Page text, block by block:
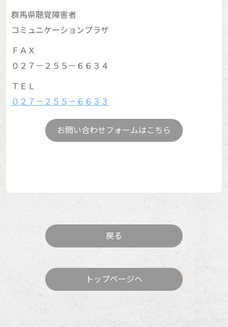
群馬県聴覚障害者
コミュニケーションプラザ
ＦＡＸ
０２７－２５５－６６３４
ＴＥＬ
０２７－２５５－６６３３
お問い合わせフォームはこちら
戻る
トップページヘ